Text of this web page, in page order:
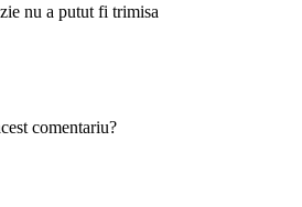
nu a putut fi trimisa
comentariu?